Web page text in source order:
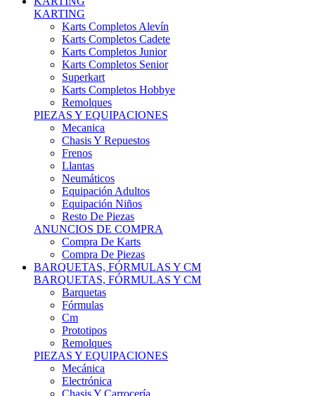
Karts Completos Alevín
Karts Completos Cadete
Karts Completos Junior
Karts Completos Senior
Superkart
Karts Completos Hobbye
Remolques
PIEZAS Y EQUIPACIONES
Mecanica
Chasis Y Repuestos
Frenos
Llantas
Neumáticos
Equipación Adultos
Equipación Niños
Resto De Piezas
ANUNCIOS DE COMPRA
Compra De Karts
Compra De Piezas
BARQUETAS, FÓRMULAS Y CM
BARQUETAS, FÓRMULAS Y CM
Barquetas
Fórmulas
Cm
Prototipos
Remolques
PIEZAS Y EQUIPACIONES
Mecánica
Electrónica
Chasis Y Carrocería
Suspensiones